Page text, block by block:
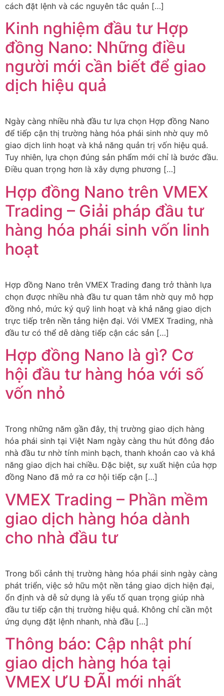
cách đặt lệnh và các nguyên tắc quản […]
Kinh nghiệm đầu tư Hợp
đồng Nano: Những điều
người mới cần biết để giao
dịch hiệu quả
Ngày càng nhiều nhà đầu tư lựa chọn Hợp đồng Nano
để tiếp cận thị trường hàng hóa phái sinh nhờ quy mô
giao dịch linh hoạt và khả năng quản trị vốn hiệu quả.
Tuy nhiên, lựa chọn đúng sản phẩm mới chỉ là bước đầu.
Điều quan trọng hơn là xây dựng phương […]
Hợp đồng Nano trên VMEX
Trading – Giải pháp đầu tư
hàng hóa phái sinh vốn linh
hoạt
Hợp đồng Nano trên VMEX Trading đang trở thành lựa
chọn được nhiều nhà đầu tư quan tâm nhờ quy mô hợp
đồng nhỏ, mức ký quỹ linh hoạt và khả năng giao dịch
trực tiếp trên nền tảng hiện đại. Với VMEX Trading, nhà
đầu tư có thể dễ dàng tiếp cận các sản […]
Hợp đồng Nano là gì? Cơ
hội đầu tư hàng hóa với số
vốn nhỏ
Trong những năm gần đây, thị trường giao dịch hàng
hóa phái sinh tại Việt Nam ngày càng thu hút đông đảo
nhà đầu tư nhờ tính minh bạch, thanh khoản cao và khả
năng giao dịch hai chiều. Đặc biệt, sự xuất hiện của hợp
đồng Nano đã mở ra cơ hội tiếp cận […]
VMEX Trading – Phần mềm
giao dịch hàng hóa dành
cho nhà đầu tư
Trong bối cảnh thị trường hàng hóa phái sinh ngày càng
phát triển, việc sở hữu một nền tảng giao dịch hiện đại,
ổn định và dễ sử dụng là yếu tố quan trọng giúp nhà
đầu tư tiếp cận thị trường hiệu quả. Không chỉ cần một
ứng dụng đặt lệnh nhanh, nhà đầu […]
Thông báo: Cập nhật phí
giao dịch hàng hóa tại
VMEX ƯU ĐÃI mới nhất